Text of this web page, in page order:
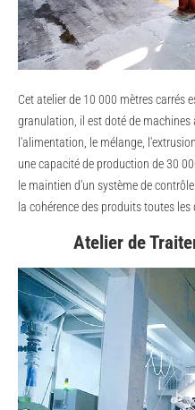
Cet atelier de 10 000 mètres carrés
granulation, il est doté de
l'alimentation, le mélange,
une capacité de production de 30
le maintien d’un système de
la cohérence des produits toutes les
Atelier de